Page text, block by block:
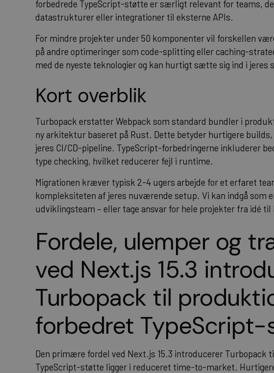
forbedrede TypeScript-støtte er særligt relevant for teams,
datastrukturer eller integrationer til eksterne APIs.
For mindre projekter under 50 komponenter vil forskellen
på andre optimeringer som code-splitting eller caching-
med de nyeste teknologier og kan hurtigt sætte sig ind i jeres
Kort overblik
Turbopack erstatter Webpack som standard bundler i
ny arkitektur baseret på Rust. Dette betyder hurtigere
jeres CI/CD-pipeline. TypeScript-forbedringerne inkluderer
type checking, hvilket reducerer fejl i runtime.
Migrationen kræver typisk 2-4 ugers arbejde for et erfaret
kompleksiteten af jeres nuværende setup. Vi kan indgå som
udviklingsteam – eller tage ansvar for hele projekter fra idé til
Fordele, ulemper og
ved Next.js 15.3
Turbopack til
forbedret
Den primære fordel ved Next.js 15.3 introducerer Turbopack
TypeScript-støtte ligger i reduceret time-to-market.